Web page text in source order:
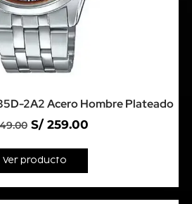
2A2 Acero Hombre Plateado
S/259.00
Ver producto